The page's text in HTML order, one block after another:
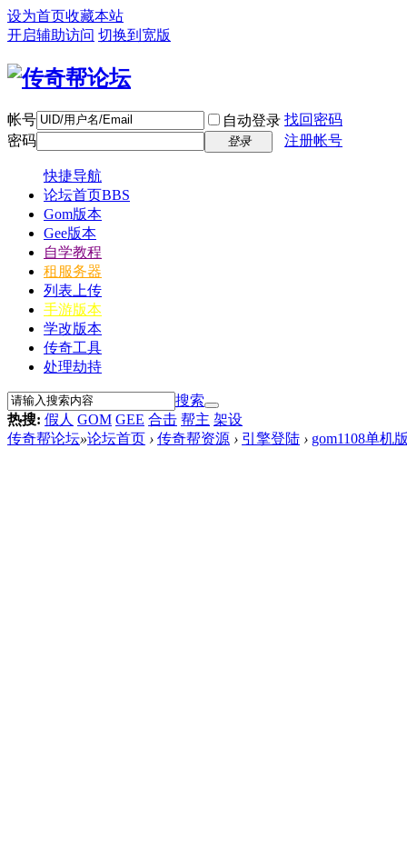
设为首页收藏本站
开启辅助访问 切换到宽版
帐号 自动登录 找回密码
密码
登录 注册帐号
快捷导航
论坛首页BBS
Gom版本
Gee版本
自学教程
租服务器
列表上传
手游版本
学改版本
传奇工具
处理劫持
搜索
热搜: 假人 GOM GEE 合击 帮主 架设
传奇帮论坛»论坛首页 › 传奇帮资源 › 引擎登陆 › gom1108单机